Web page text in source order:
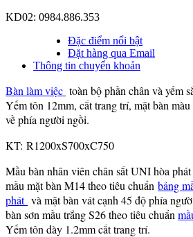
KD02: 0984.886.353
Đặc điểm nổi bật
Đặt hàng qua Email
Thông tin chuyển khoản
Bàn làm việc toàn bộ phần chân và yếm
Yếm tôn 12mm, cắt trang trí, mặt bàn
về phía người ngồi.
KT: R1200xS700xC750
Mầu bàn nhân viên chân sắt UNI hòa
mầu mặt bàn M14 theo tiêu chuẩn bảng
phát và mặt bàn vát cạnh 45 độ phía
bàn sơn mầu trắng S26 theo tiêu chuẩn
Yếm tôn dày 1.2mm cắt trang trí.